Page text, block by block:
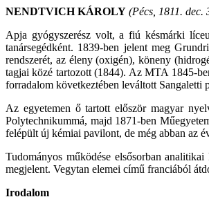
NENDTVICH KÁROLY (Pécs, 1811. dec.
Apja gyógyszerész volt, a fiú késmárki
tanársegédként. 1839-ben jelent meg
rendszerét, az éleny (oxigén), köneny
tagjai közé tartozott (1844). Az MTA 1845-
forradalom következtében leváltott Sangaletti
Az egyetemen ő tartott először magyar
Polytechnikummá, majd 1871-ben
felépült új kémiai pavilont, de még abban az
Tudományos működése elsősorban
megjelent. Vegytan elemei című franciából
Irodalom